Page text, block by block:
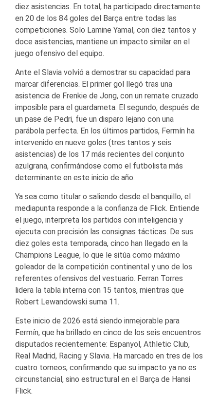
diez asistencias. En total, ha participado directamente
en 20 de los 84 goles del Barça entre todas las
competiciones. Solo Lamine Yamal, con diez tantos y
doce asistencias, mantiene un impacto similar en el
juego ofensivo del equipo.
Ante el Slavia volvió a demostrar su capacidad para
marcar diferencias. El primer gol llegó tras una
asistencia de Frenkie de Jong, con un remate cruzado
imposible para el guardameta. El segundo, después de
un pase de Pedri, fue un disparo lejano con una
parábola perfecta. En los últimos partidos, Fermín ha
intervenido en nueve goles (tres tantos y seis
asistencias) de los 17 más recientes del conjunto
azulgrana, confirmándose como el futbolista más
determinante en este inicio de año.
Ya sea como titular o saliendo desde el banquillo, el
mediapunta responde a la confianza de Flick. Entiende
el juego, interpreta los partidos con inteligencia y
ejecuta con precisión las consignas tácticas. De sus
diez goles esta temporada, cinco han llegado en la
Champions League, lo que le sitúa como máximo
goleador de la competición continental y uno de los
referentes ofensivos del vestuario. Ferran Torres
lidera la tabla interna con 15 tantos, mientras que
Robert Lewandowski suma 11.
Este inicio de 2026 está siendo inmejorable para
Fermín, que ha brillado en cinco de los seis encuentros
disputados recientemente: Espanyol, Athletic Club,
Real Madrid, Racing y Slavia. Ha marcado en tres de los
cuatro torneos, confirmando que su impacto ya no es
circunstancial, sino estructural en el Barça de Hansi
Flick.